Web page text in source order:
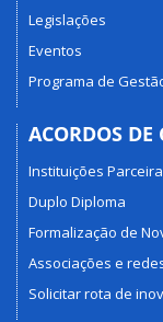
Legislações
Eventos
Programa de
ACORDOS DE
Instituições
Duplo Diploma
Formalização de
Associações e
Solicitar rota de